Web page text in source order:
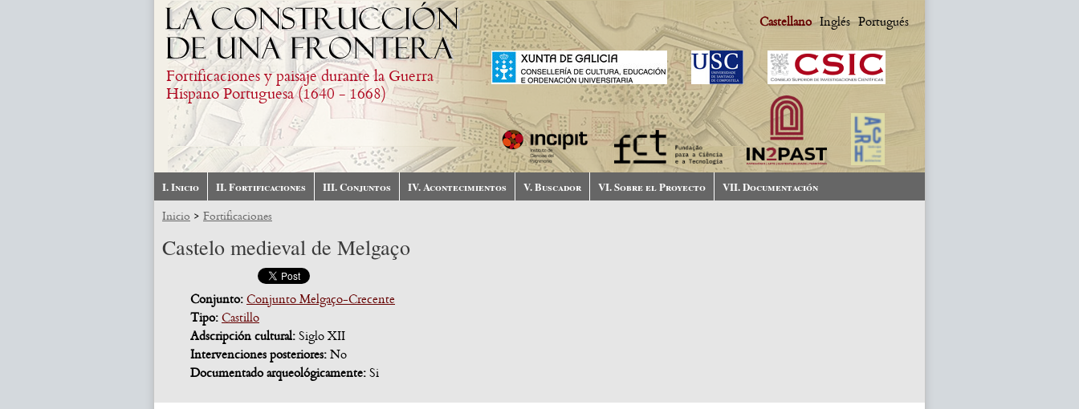
Fortificaciones y paisaje durante la Guerra
Hispano Portuguesa (1640 - 1668)
Castellano Inglés Portugués
I. Inicio II. Fortificaciones III. Conjuntos IV. Acontecimientos V. Buscador VI. Sobre el Proyecto
VII. Documentación
Inicio > Fortificaciones
Castelo medieval de Melgaço
Conjunto: Conjunto Melgaço-Crecente
Tipo: Castillo
Adscripción cultural: Siglo XII
Intervenciones posteriores: No
Documentado arqueológicamente: Si